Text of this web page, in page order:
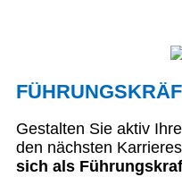
Gestalten Sie aktiv
den nächsten
sich als